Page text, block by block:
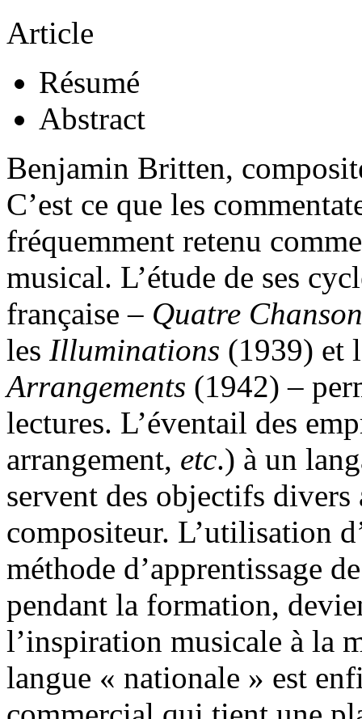
Article
Résumé
Abstract
Benjamin Britten,
C’est ce que les
fréquemment retenu
musical. L’étude de ses
française – Quatre
les Illuminations (1939) et
Arrangements (1942) –
lectures. L’éventail des
arrangement, etc.) à un
servent des objectifs
compositeur. L’utilisation
méthode d’apprentissage
pendant la formation,
l’inspiration musicale à la
langue « nationale » est